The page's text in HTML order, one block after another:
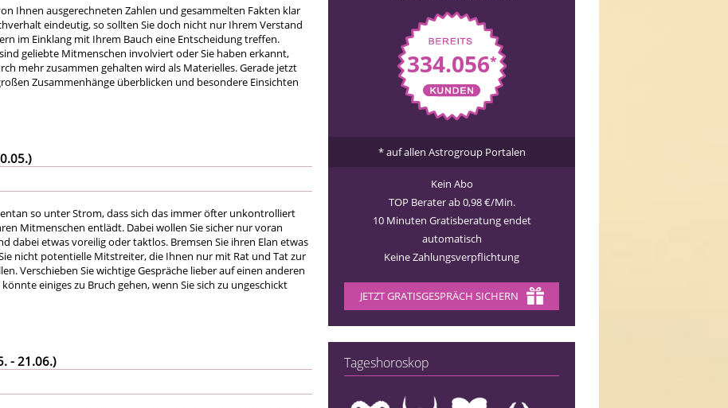
334.056*
* auf allen Astrogroup Portalen
Kein Abo
TOP Berater ab 0,98 €/Min.
10 Minuten Gratisberatung endet
automatisch
Keine Zahlungsverpflichtung
JETZT GRATISGESPRÄCH SICHERN
Tageshoroskop
Ihnen ausgerechneten Zahlen und gesammelten Fakten klar
eindeutig, so sollten Sie doch nicht nur Ihrem Verstand
im Einklang mit Ihrem Bauch eine Entscheidung treffen.
geliebte Mitmenschen involviert oder Sie haben erkannt,
mehr zusammen gehalten wird als Materielles. Gerade jetzt
Zusammenhänge überblicken und besondere Einsichten
so unter Strom, dass sich das immer öfter unkontrolliert
Mitmenschen entlädt. Dabei wollen Sie sicher nur voran
dabei etwas voreilig oder taktlos. Bremsen Sie ihren Elan etwas
nicht potentielle Mitstreiter, die Ihnen nur mit Rat und Tat zur
Verschieben Sie wichtige Gespräche lieber auf einen anderen
einiges zu Bruch gehen, wenn Sie sich zu ungeschickt
- 21.06.)